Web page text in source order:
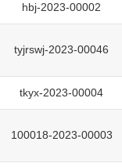
hbj-2023-00002
tyjrswj-2023-00046
tkyx-2023-00004
100018-2023-00003